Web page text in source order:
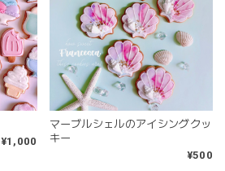
¥1,000
マーブルシェルのアイシングクッ
キー
¥500